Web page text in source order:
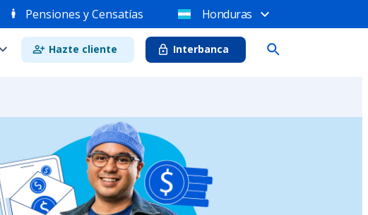
Pensiones y Censatías Honduras
Hazte cliente Interbanca